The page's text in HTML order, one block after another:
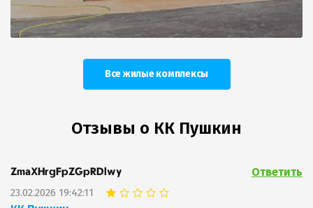
Все жилые комплексы
Отзывы о КК Пушкин
ZmaXHrgFpZGpRDlwy
23.02.2026 19:42:11
Ответить